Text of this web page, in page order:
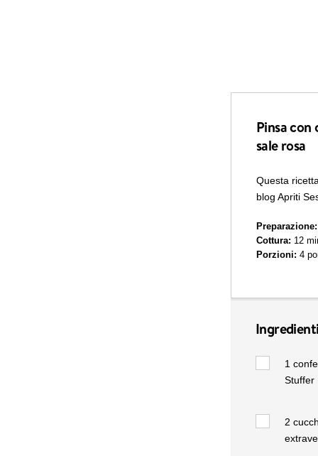
Pinsa con
sale rosa
Questa
blog Apriti
Preparazione:
Cottura: 12
Porzioni: 4
1
Stuffer
2